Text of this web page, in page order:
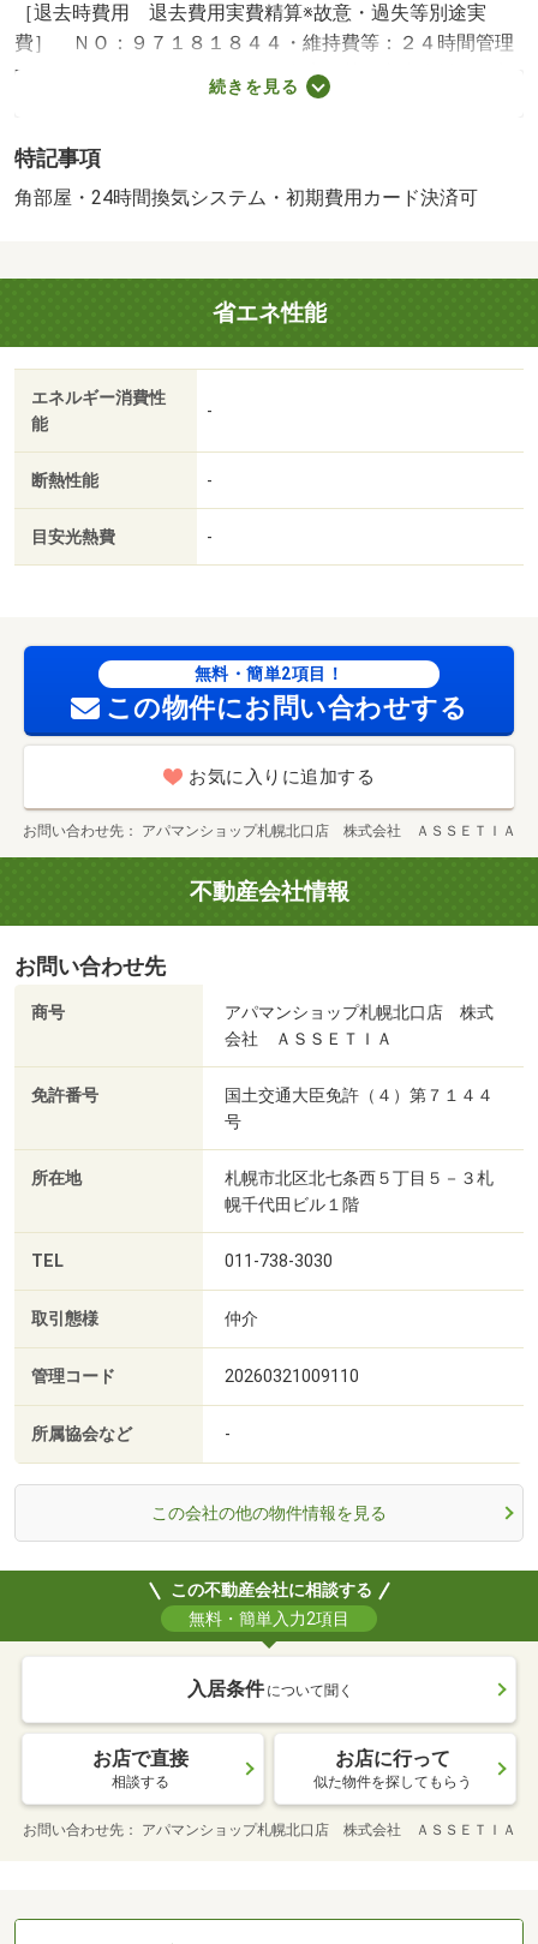
［退去時費用 退去費用実費精算※故意・過失等別途実
費］ ＮＯ：９７１８１８４４・維持費等：２４時間管理
サービス１，３２０円／月・★当店は札幌市内全域のお部
屋探しが可能です★他店掲載物件もご紹介可能★ＬＩＮＥ
★初期費用のカード決済や交渉等お気軽にご相談ください
★・バイク置場：なし・駐輪場：有/ハウスクリーニン
続きを見る
特記事項
角部屋・24時間換気システム・初期費用カード決済可
省エネ性能
エネルギー消費性
能
-
断熱性能 -
目安光熱費 -
無料・簡単2項目！
この物件にお問い合わせする
お気に入りに追加する
お問い合わせ先 アパマンショップ札幌北口店 株式会社 ＡＳＳＥＴＩＡ
不動産会社情報
お問い合わせ先
商号
アパマンショップ札幌北口店 株式
会社 ＡＳＳＥＴＩＡ
免許番号
国土交通大臣免許（４）第７１４４
号
所在地
札幌市北区北七条西５丁目５－３札
幌千代田ビル１階
TEL 011-738-3030
取引態様 仲介
管理コード 20260321009110
所属協会など -
この会社の他の物件情報を見る
この不動産会社に相談する
無料・簡単入力2項目
入居条件 について聞く
お店で直接
相談する
お店に行って
似た物件を探してもらう
お問い合わせ先 アパマンショップ札幌北口店 株式会社 ＡＳＳＥＴＩＡ